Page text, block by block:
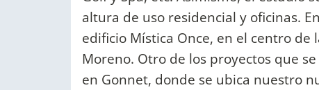
altura de uso residencial y oficinas.
edificio Mística Once, en el centro de
Moreno. Otro de los proyectos que
en Gonnet, donde se ubica nuestro